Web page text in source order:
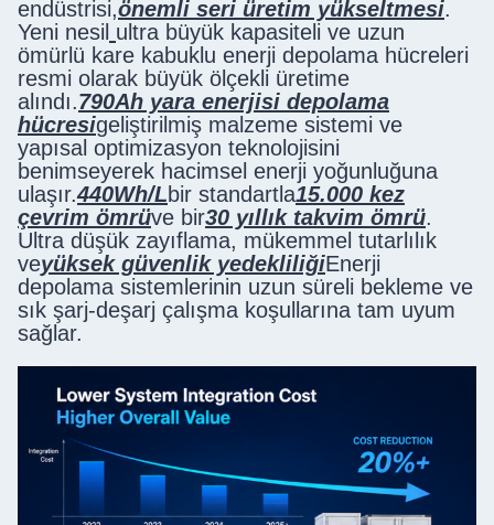
endüstrisi,önemli seri üretim yükseltmesi.
Yeni nesil ultra büyük kapasiteli ve uzun
ömürlü kare kabuklu enerji depolama hücreleri
resmi olarak büyük ölçekli üretime
alındı.790Ah yara enerjisi depolama
hücresigeliştirilmiş malzeme sistemi ve
yapısal optimizasyon teknolojisini
benimseyerek hacimsel enerji yoğunluğuna
ulaşır.440Wh/Lbir standartla15.000 kez
çevrim ömrüve bir30 yıllık takvim ömrü.
Ultra düşük zayıflama, mükemmel tutarlılık
veyüksek güvenlik yedekliliğiEnerji
depolama sistemlerinin uzun süreli bekleme ve
sık şarj-deşarj çalışma koşullarına tam uyum
sağlar.